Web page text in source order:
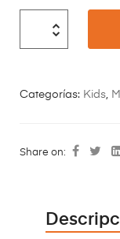
Categorías: Kids
Share on: